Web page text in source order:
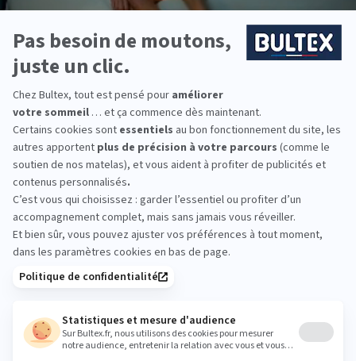
Inconvénients et limites du sommeil
biphasique
Pour d’autres, ce type de sommeil peut présenter des défis ou
nécessiter une trop grande rigueur :
Difficultés d’adaptation
étapes n’est pas toujours simple. Pendant les premières
semaines, le corps peut éprouver quelques difficultés pour
s’habituer, et entraîner fatigue et irritabilité ;
Risques si mal appliqué
Une sieste trop longue peut perturber le rythme circadien et
influencer négativement votre sommeil nocturne. Les experts
recommandent des siestes de moins de 30 minutes afin
d’éviter les effets de somnolence ;
Effets potentiels sur la santé: si les horaires sont mal gérés
ou mal régulés, le sommeil biphasique perturbe les rythmes
biologiques. Ce manque de synchronisation affecte le
concentration et une fatigue qui peut s’accroître.